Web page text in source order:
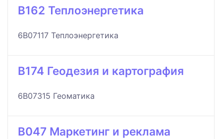
B162 Теплоэнергетика
6B07117 Теплоэнергетика
B174 Геодезия и картография
6B07315 Геоматика
B047 Маркетинг и реклама